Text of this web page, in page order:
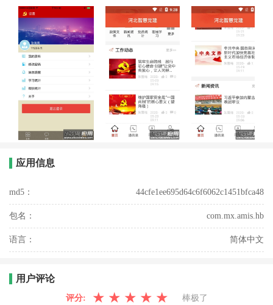
应用信息
md5： 44cfe1ee695d64c6f6062c1451bfca48
包名： com.mx.amis.hb
语言： 简体中文
用户评论
评分: ★ ★ ★ ★ ★ 棒极了